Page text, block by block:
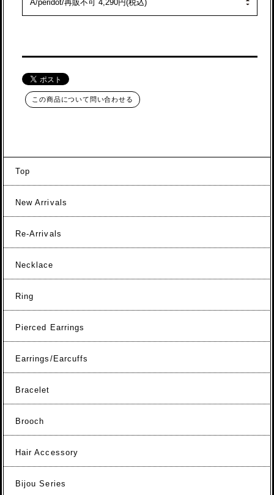
この商品について問い合わせる
Top
New Arrivals
Re-Arrivals
Necklace
Ring
Pierced Earrings
Earrings/Earcuffs
Bracelet
Brooch
Hair Accessory
Bijou Series